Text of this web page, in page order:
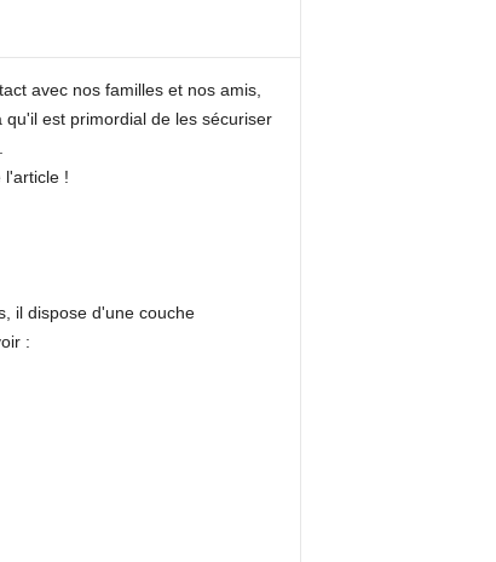
avec nos familles et nos amis,
est primordial de les sécuriser
l'article !
il dispose d'une couche
: